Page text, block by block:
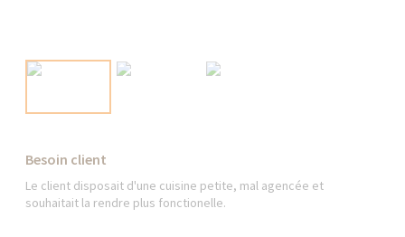
Besoin client
Le client disposait d'une cuisine petite, mal agencée et
souhaitait la rendre plus fonctionelle.